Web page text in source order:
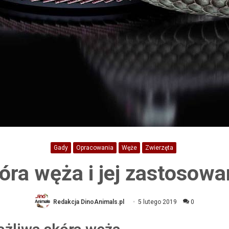
Gady Opracowania Węże Zwierzęta
węża i jej
Redakcja DinoAnimals.pl 5 lutego 2019 0